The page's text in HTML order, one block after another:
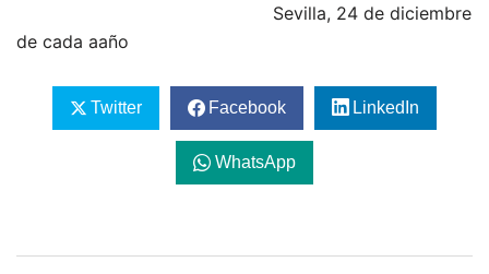
Sevilla, 24 de diciembre
de cada aaño
Twitter Facebook LinkedIn
WhatsApp